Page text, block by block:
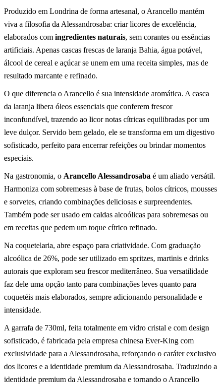
Produzido em Londrina de forma artesanal, o Arancello mantém
viva a filosofia da Alessandrosaba: criar licores de excelência,
elaborados com ingredientes naturais, sem corantes ou essências
artificiais. Apenas cascas frescas de laranja Bahia, água potável,
álcool de cereal e açúcar se unem em uma receita simples, mas de
resultado marcante e refinado.
O que diferencia o Arancello é sua intensidade aromática. A casca
da laranja libera óleos essenciais que conferem frescor
inconfundível, trazendo ao licor notas cítricas equilibradas por um
leve dulçor. Servido bem gelado, ele se transforma em um digestivo
sofisticado, perfeito para encerrar refeições ou brindar momentos
especiais.
Na gastronomia, o Arancello Alessandrosaba é um aliado versátil.
Harmoniza com sobremesas à base de frutas, bolos cítricos, mousses
e sorvetes, criando combinações deliciosas e surpreendentes.
Também pode ser usado em caldas alcoólicas para sobremesas ou
em receitas que pedem um toque cítrico refinado.
Na coquetelaria, abre espaço para criatividade. Com graduação
alcoólica de 26%, pode ser utilizado em spritzes, martinis e drinks
autorais que exploram seu frescor mediterrâneo. Sua versatilidade
faz dele uma opção tanto para combinações leves quanto para
coquetéis mais elaborados, sempre adicionando personalidade e
intensidade.
A garrafa de 730ml, feita totalmente em vidro cristal e com design
sofisticado, é fabricada pela empresa chinesa Ever-King com
exclusividade para a Alessandrosaba, reforçando o caráter exclusivo
dos licores e a identidade premium da Alessandrosaba. Traduzindo a
identidade premium da Alessandrosaba e tornando o Arancello